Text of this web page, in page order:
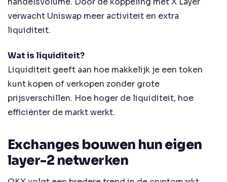
verwacht Uniswap meer activiteit en extra
liquiditeit.
Wat is liquiditeit?
Liquiditeit geeft aan hoe makkelijk je een token
kunt kopen of verkopen zonder grote
prijsverschillen. Hoe hoger de liquiditeit, hoe
efficiënter de markt werkt.
Exchanges bouwen hun eigen
layer-2 netwerken